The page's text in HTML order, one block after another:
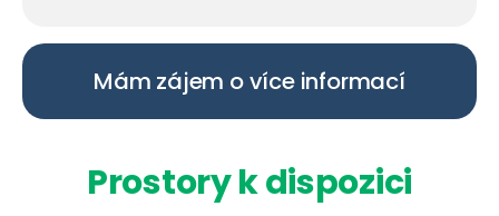
Mám zájem o více informací
Prostory k dispozici